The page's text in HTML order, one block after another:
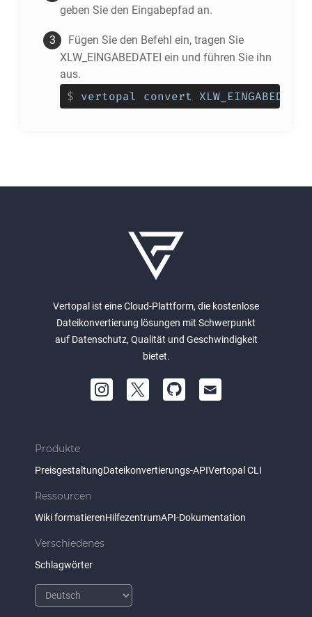
geben Sie den Eingabepfad an.
Fügen Sie den Befehl ein, tragen Sie
XLW_EINGABEDATEI ein und führen Sie ihn
aus.
$ vertopal convert
Vertopal ist eine Cloud-Plattform, die kostenlose
Dateikonvertierung lösungen mit Schwerpunkt
auf Datenschutz, Qualität und Geschwindigkeit
bietet.
Produkte
PreisgestaltungDateikonvertierungs-APIVertopal CLI
Ressourcen
Wiki formatierenHilfezentrumAPI-Dokumentation
Verschiedenes
Schlagwörter